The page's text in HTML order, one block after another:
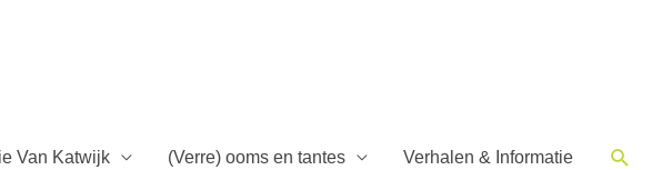
Van Katwijk (Verre) ooms en tantes Verhalen & Informatie